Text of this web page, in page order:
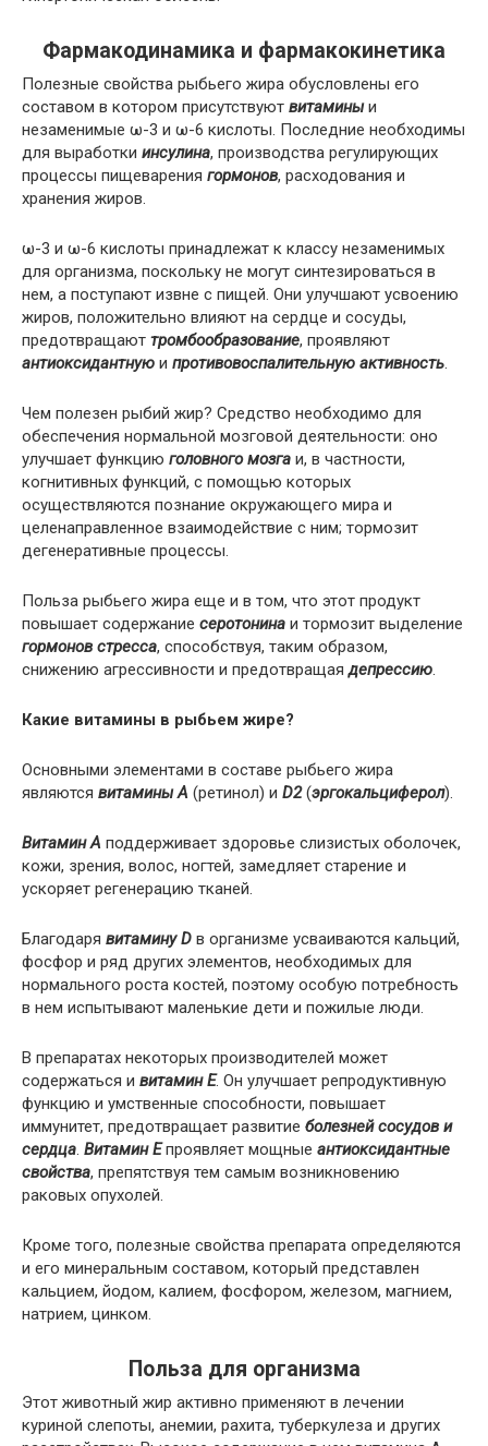
Фармакодинамика и фармакокинетика
Полезные свойства рыбьего жира обусловлены его
составом в котором присутствуют витаминыи
незаменимые ω-3 и ω-6 кислоты. Последние необходимы
для выработки инсулина, производства регулирующих
процессы пищеварения гормонов, расходования и
хранения жиров.
ω-3 и ω-6 кислоты принадлежат к классу незаменимых
для организма, поскольку не могут синтезироваться в
нем, а поступают извне с пищей. Они улучшают усвоению
жиров, положительно влияют на сердце и сосуды,
предотвращают тромбообразование, проявляют
антиоксидантную и противовоспалительную активность.
Чем полезен рыбий жир? Средство необходимо для
обеспечения нормальной мозговой деятельности: оно
улучшает функцию головного мозга и, в частности,
когнитивных функций, с помощью которых
осуществляются познание окружающего мира и
целенаправленное взаимодействие с ним; тормозит
дегенеративные процессы.
Польза рыбьего жира еще и в том, что этот продукт
повышает содержание серотонина и тормозит выделение
гормонов стресса, способствуя, таким образом,
снижению агрессивности и предотвращаядепрессию.
Какие витамины в рыбьем жире?
Основными элементами в составе рыбьего жира
являются витамины А (ретинол) и D2 (эргокальциферол).
Витамин А поддерживает здоровье слизистых оболочек,
кожи, зрения, волос, ногтей, замедляет старение и
ускоряет регенерацию тканей.
Благодаря витамину D в организме усваиваются кальций,
фосфор и ряд других элементов, необходимых для
нормального роста костей, поэтому особую потребность
в нем испытывают маленькие дети и пожилые люди.
В препаратах некоторых производителей может
содержаться и витамин Е. Он улучшает репродуктивную
функцию и умственные способности, повышает
иммунитет, предотвращает развитие болезней сосудов и
сердца. Витамин Епроявляет мощные антиоксидантные
свойства, препятствуя тем самым возникновению
раковых опухолей.
Кроме того, полезные свойства препарата определяются
и его минеральным составом, который представлен
кальцием, йодом, калием, фосфором, железом, магнием,
натрием, цинком.
Польза для организма
Этот животный жир активно применяют в лечении
куриной слепоты, анемии, рахита, туберкулеза и других